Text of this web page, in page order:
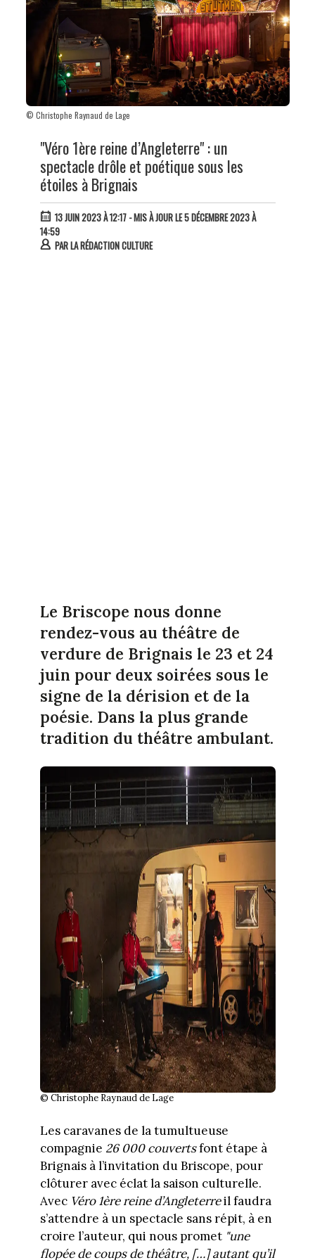
© Christophe Raynaud de Lage
"Véro 1ère reine d’Angleterre" : un
spectacle drôle et poétique sous les
étoiles à Brignais
13 JUIN 2023 À 12:17- MIS À JOUR LE 5 DÉCEMBRE 2023 À
14:59
PARLA RÉDACTION CULTURE
Le Briscope nous donne
rendez-vous au théâtre de
verdure de Brignais le 23 et 24
juin pour deux soirées sous le
signe de la dérision et de la
poésie. Dans la plus grande
tradition du théâtre ambulant.
© Christophe Raynaud de Lage
Les caravanes de la tumultueuse
compagnie 26 000 couvertsfont étape à
Brignais à l’invitation du Briscope, pour
clôturer avec éclat la saison culturelle.
Avec Véro 1ère reine d’Angleterreil faudra
s’attendre à un spectacle sans répit, à en
croire l’auteur, qui nous promet "une
flopée de coups de théâtre, […] autant qu’il